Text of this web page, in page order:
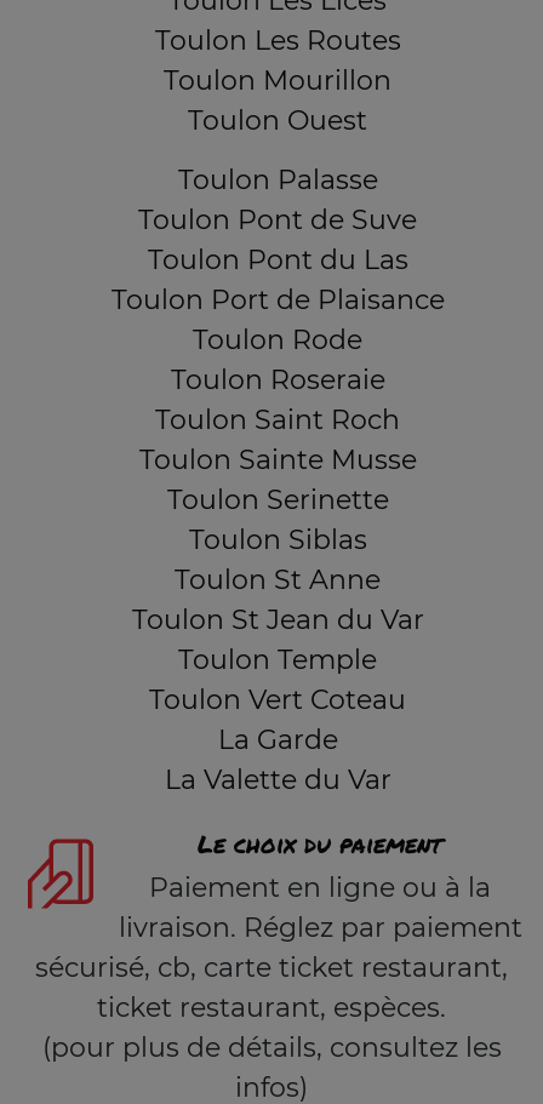
Toulon Les Routes
Toulon Mourillon
Toulon Ouest
Toulon Palasse
Toulon Pont de Suve
Toulon Pont du Las
Toulon Port de Plaisance
Toulon Rode
Toulon Roseraie
Toulon Saint Roch
Toulon Sainte Musse
Toulon Serinette
Toulon Siblas
Toulon St Anne
Toulon St Jean du Var
Toulon Temple
Toulon Vert Coteau
La Garde
La Valette du Var
Le choix du paiement
Paiement en ligne ou à la
livraison. Réglez par paiement
sécurisé, cb, carte ticket restaurant,
ticket restaurant, espèces.
(pour plus de détails, consultez les
infos)